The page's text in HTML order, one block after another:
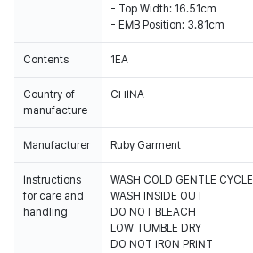
- Top Width: 16.51cm
- EMB Position: 3.81cm
Contents 1EA
Country of
manufacture
CHINA
Manufacturer
Instructions
for care and
handling
WASH COLD GENTLE CYCLE
WASH INSIDE OUT
DO NOT BLEACH
LOW TUMBLE DRY
DO NOT IRON PRINT